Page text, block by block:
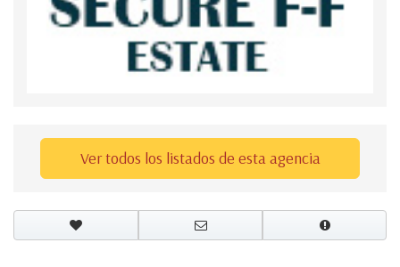
Ver todos los listados de esta agencia